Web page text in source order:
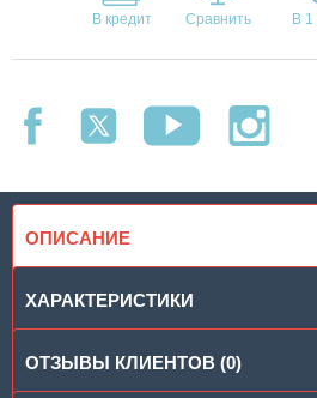
В кредит В 1
ОПИСАНИЕ
ХАРАКТЕРИСТИКИ
ОТЗЫВЫ КЛИЕНТОВ (0)